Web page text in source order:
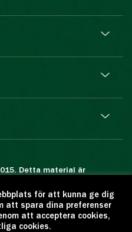
Detta material är
är förbjuden.
ange källan:
Ansvarig utgivare:
för att kunna ge dig
att spara dina preferenser
att acceptera cookies,
cookies.